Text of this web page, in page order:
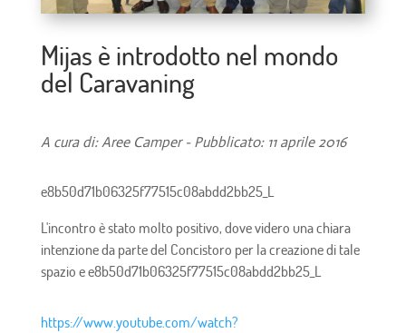
Mijas è introdotto nel mondo
del Caravaning
A cura di: Aree Camper - Pubblicato: 11 aprile 2016
e8b50d71b06325f77515c08abdd2bb25_L
L'incontro è stato molto positivo, dove videro una chiara
intenzione da parte del Concistoro per la creazione di tale
spazio ee8b50d71b06325f77515c08abdd2bb25_L
https://www.youtube.com/watch?